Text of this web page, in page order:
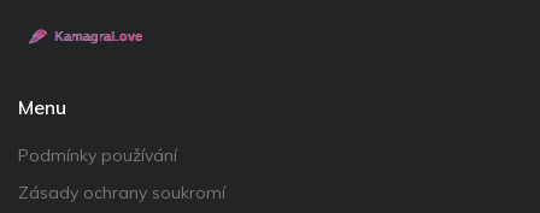
Menu
Podmínky používání
Zásady ochrany soukromí